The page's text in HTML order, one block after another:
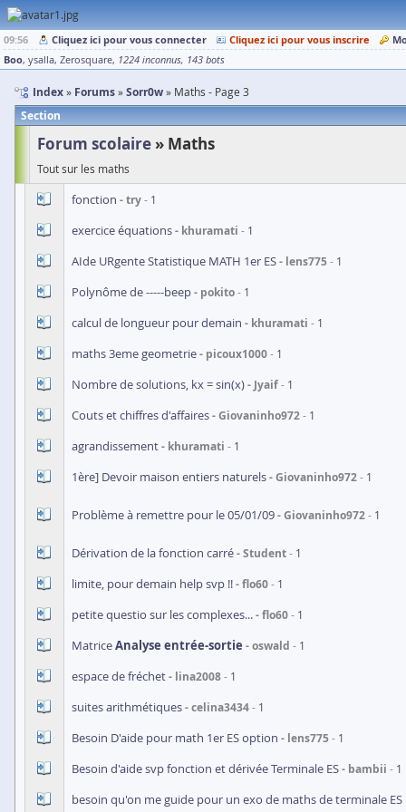
09:56 Cliquez ici pour vous connecter Cliquez ici pour vous inscrire
Boo ysalla Zerosquare 1224 inconnus 143 bots
Index Forums Sorr0w Maths - Page 3
Section
Forum scolaire Maths
Tout sur les maths
fonction try 1
exercice équations khuramati 1
AIde URgente Statistique MATH 1er ES lens775 1
Polynôme de -----beep pokito 1
calcul de longueur pour demain khuramati 1
maths 3eme geometrie picoux1000 1
Nombre de solutions, kx = sin(x) Jyaif 1
Couts et chiffres d'affaires Giovaninho972 1
agrandissement khuramati 1
1ère] Devoir maison entiers naturels Giovaninho972 1
Problème à remettre pour le 05/01/09 Giovaninho972 1
Dérivation de la fonction carré Student 1
limite, pour demain help svp !! flo60 1
petite questio sur les complexes... flo60 1
MatriceAnalyse entrée-sortie oswald 1
espace de fréchet lina2008 1
suites arithmétiques celina3434 1
Besoin D'aide pour math 1er ES option lens775 1
Besoin d'aide svp fonction et dérivée Terminale ES bambii 1
besoin qu'on me guide pour un exo de maths de terminale ES